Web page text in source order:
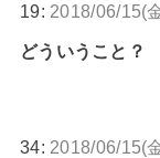
19: 2018/06/15(
どういうこと？
34: 2018/06/15(